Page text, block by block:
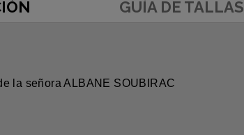
GUÍA DE TALLAS
la señora ALBANE SOUBIRAC